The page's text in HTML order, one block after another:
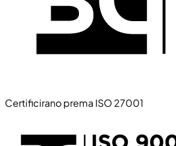
Certificirano prema ISO 27001